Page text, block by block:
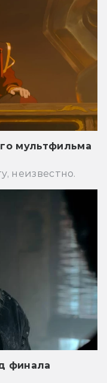
мультфильма
неизвестно.
финала